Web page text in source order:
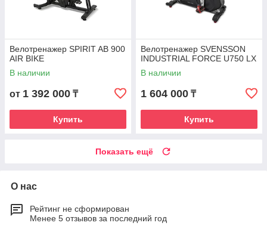
Велотренажер SPIRIT AB 900
AIR BIKE
В наличии
от 1 392 000 ₸
Купить
Велотренажер SVENSSON
INDUSTRIAL FORCE U750 LX
В наличии
1 604 000 ₸
Купить
Показать ещё
О нас
Рейтинг не сформирован
Менее 5 отзывов за последний год